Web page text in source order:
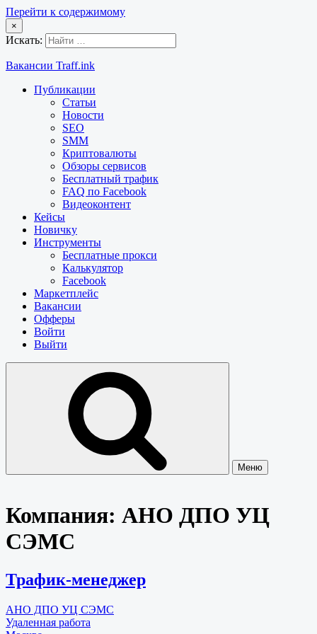
Перейти к содержимому
×
Искать:
Вакансии Traff.ink
Публикации
Статьи
Новости
SEO
SMM
Криптовалюты
Обзоры сервисов
Бесплатный трафик
FAQ по Facebook
Видеоконтент
Кейсы
Новичку
Инструменты
Бесплатные прокси
Калькулятор
Facebook
Маркетплейс
Вакансии
Офферы
Войти
Выйти
Меню
Компания: АНО ДПО УЦ
СЭМС
Трафик-менеджер
АНО ДПО УЦ СЭМС
Удаленная работа